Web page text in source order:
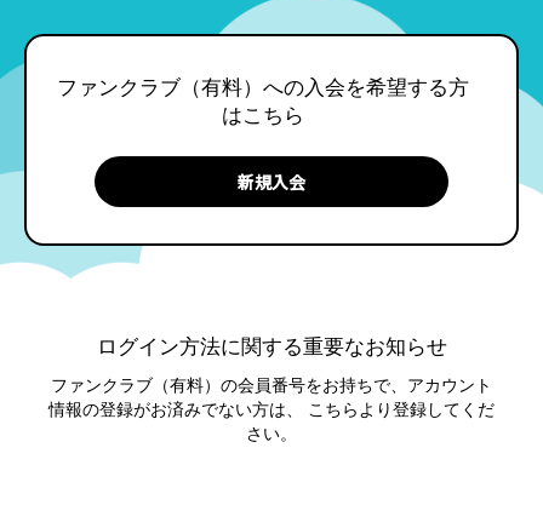
ファンクラブ（有料）への入会を希望する方
はこちら
ログイン方法に関する重要なお知らせ
ファンクラブ（有料）の会員番号をお持ちで、アカウント
情報の登録がお済みでない方は、 こちらより登録してくだ
さい。